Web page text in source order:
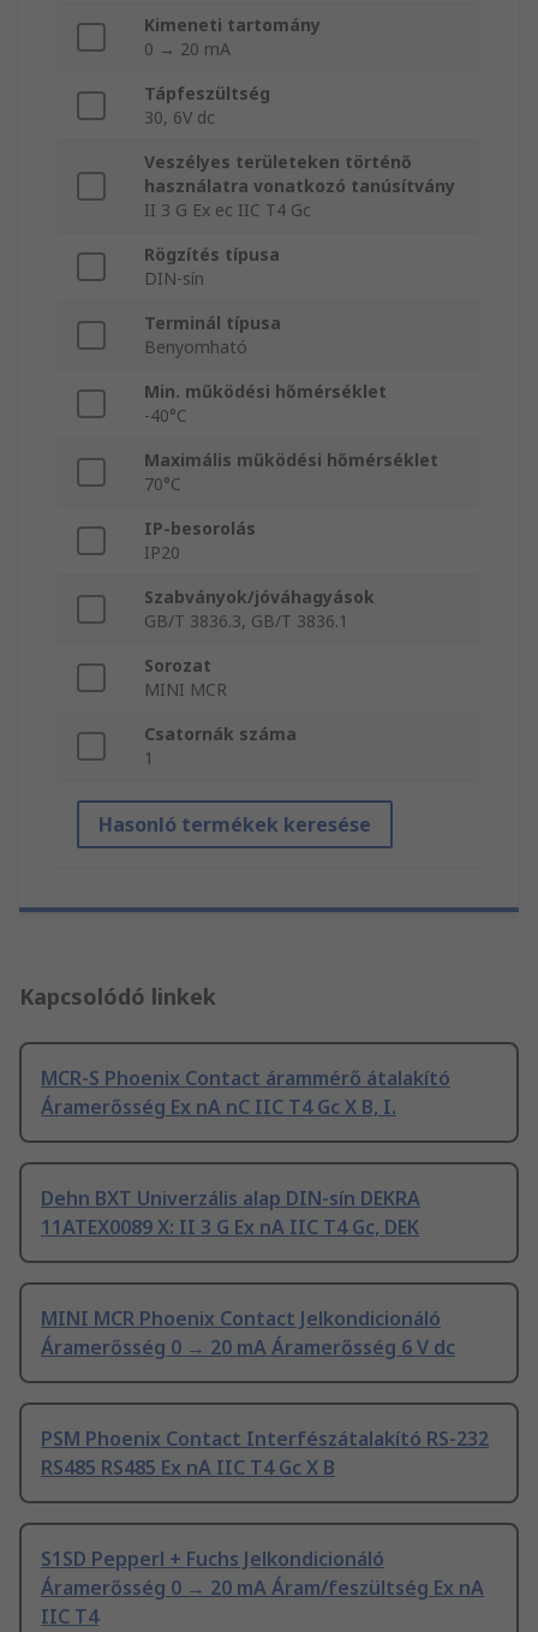
Kimeneti tartomány
0 → 20 mA
Tápfeszültség
30, 6V dc
Veszélyes területeken történő
használatra vonatkozó tanúsítvány
II 3 G Ex ec IIC T4 Gc
Rögzítés típusa
DIN-sín
Terminál típusa
Benyomható
Min. működési hőmérséklet
-40°C
Maximális működési hőmérséklet
70°C
IP-besorolás
IP20
Szabványok/jóváhagyások
GB/T 3836.3, GB/T 3836.1
Sorozat
MINI MCR
Csatornák száma
1
Hasonló termékek keresése
Kapcsolódó linkek
MCR-S Phoenix Contact árammérő átalakító
Áramerősség Ex nA nC IIC T4 Gc X B, I.
Dehn BXT Univerzális alap DIN-sín DEKRA
11ATEX0089 X: II 3 G Ex nA IIC T4 Gc, DEK
MINI MCR Phoenix Contact Jelkondicionáló
Áramerősség 0 → 20 mA Áramerősség 6 V dc
PSM Phoenix Contact Interfészátalakító RS-232
RS485 RS485 Ex nA IIC T4 Gc X B
S1SD Pepperl + Fuchs Jelkondicionáló
Áramerősség 0 → 20 mA Áram/feszültség Ex nA
IIC T4